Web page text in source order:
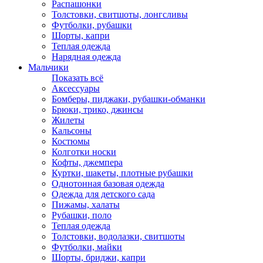
Распашонки
Толстовки, свитшоты, лонгсливы
Футболки, рубашки
Шорты, капри
Теплая одежда
Нарядная одежда
Мальчики
Показать всё
Аксессуары
Бомберы, пиджаки, рубашки-обманки
Брюки, трико, джинсы
Жилеты
Кальсоны
Костюмы
Колготки носки
Кофты, джемпера
Куртки, шакеты, плотные рубашки
Однотонная базовая одежда
Одежда для детского сада
Пижамы, халаты
Рубашки, поло
Теплая одежда
Толстовки, водолазки, свитшоты
Футболки, майки
Шорты, бриджи, капри